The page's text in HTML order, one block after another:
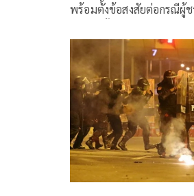
พร้อมตั้งข้อสงสัยต่อกรณีผู้
รัฐ นำโดย ทานตะวัน ตัวตุ
วรรณ ภู่พงษ์ หรือ แบม ผู้ต้
ชุลมุนและชกต่อยเจ้าหน้า
ที่ 1 เมษายน 2566